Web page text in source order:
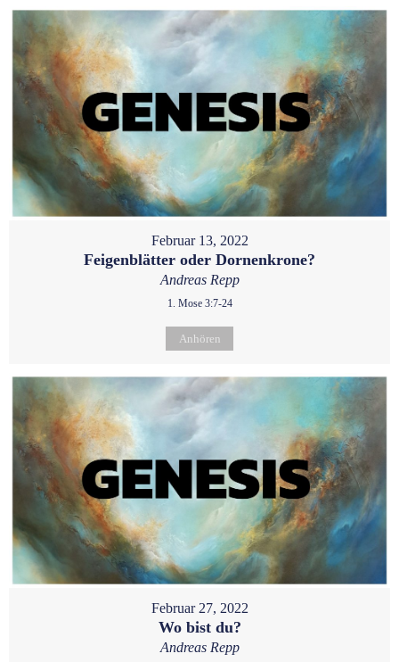
Februar 13, 2022
Feigenblätter oder Dornenkrone?
Andreas Repp
1. Mose 3:7-24
Anhören
Februar 27, 2022
Wo bist du?
Andreas Repp